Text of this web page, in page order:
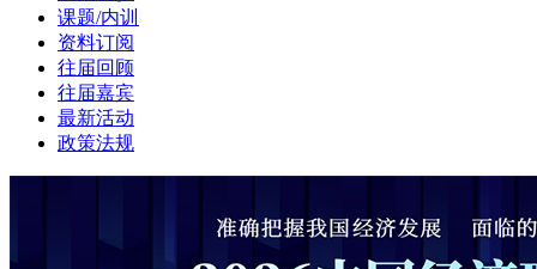
课题/内训
资料订阅
往届回顾
往届嘉宾
最新活动
政策法规